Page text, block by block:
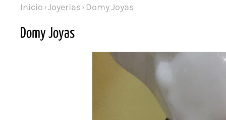
Inicio Joyerias Domy Joyas
Domy Joyas